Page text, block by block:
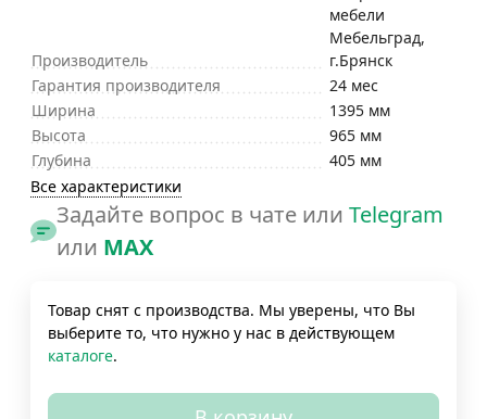
Производитель
мебели
Мебельград,
г.Брянск
Гарантия производителя
24 мес
Ширина
1395 мм
Высота
965 мм
Глубина
405 мм
Все характеристики
Задайте вопрос в чате или Telegram
или MAX
Товар снят с производства. Мы уверены, что Вы
выберите то, что нужно у нас в действующем
каталоге.